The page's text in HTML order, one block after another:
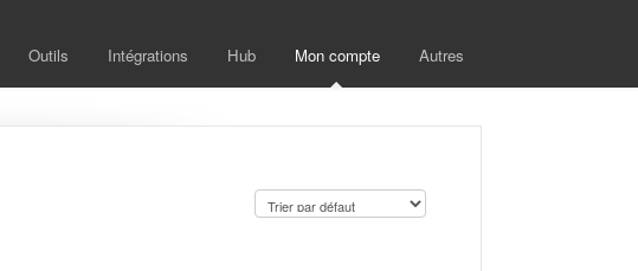
Outils Intégrations Hub Mon compte Autres